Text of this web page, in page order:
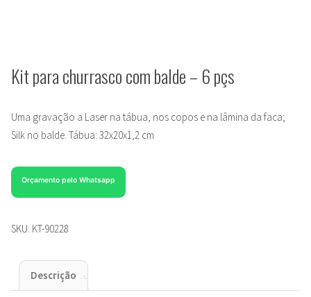
Kit para churrasco com balde – 6 pçs
Uma gravação a Laser na tábua, nos copos e na lâmina da faca;
Silk no balde. Tábua: 32x20x1,2 cm
Orçamento pelo Whatsapp
SKU: KT-90228
Descrição